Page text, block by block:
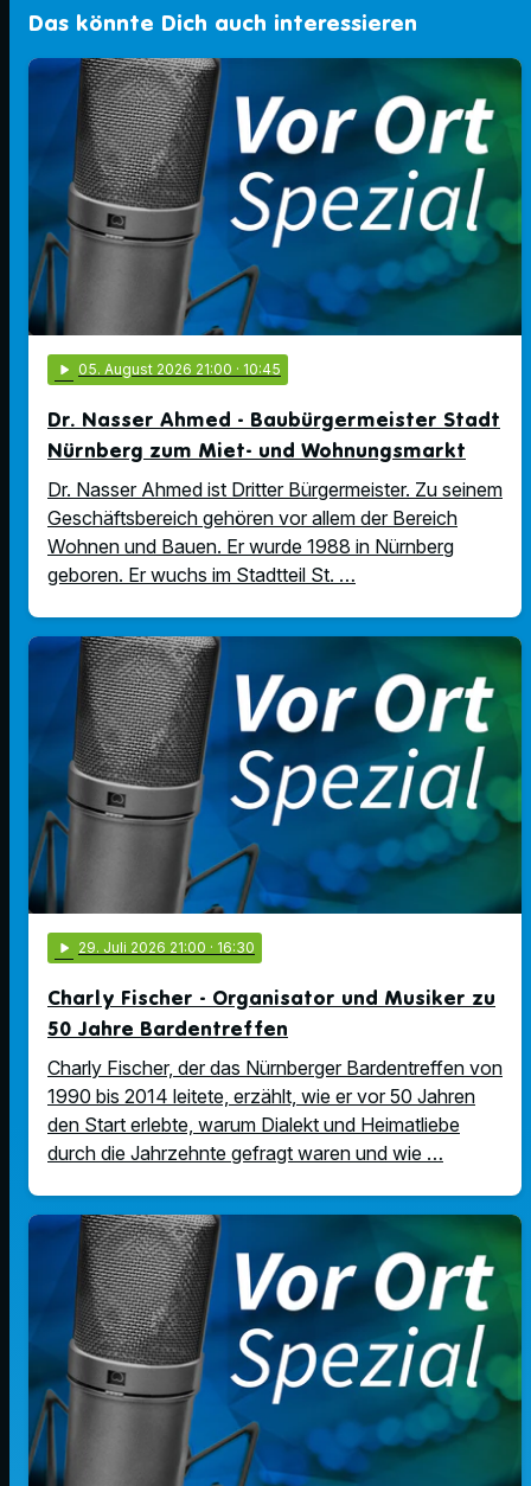
Das könnte Dich auch interessieren
play_arrow 05. August 2026 21:00 · 10:45
Dr. Nasser Ahmed - Baubürgermeister Stadt
Nürnberg zum Miet- und Wohnungsmarkt
Dr. Nasser Ahmed ist Dritter Bürgermeister. Zu seinem
Geschäftsbereich gehören vor allem der Bereich
Wohnen und Bauen. Er wurde 1988 in Nürnberg
geboren. Er wuchs im Stadtteil St. …
play_arrow 29. Juli 2026 21:00 · 16:30
Charly Fischer - Organisator und Musiker zu
50 Jahre Bardentreffen
Charly Fischer, der das Nürnberger Bardentreffen von
1990 bis 2014 leitete, erzählt, wie er vor 50 Jahren
den Start erlebte, warum Dialekt und Heimatliebe
durch die Jahrzehnte gefragt waren und wie …